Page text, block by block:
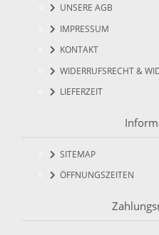
UNSERE AGB
IMPRESSUM
KONTAKT
WIDERRUFSRECHT &
LIEFERZEIT
SITEMAP
ÖFFNUNGSZEITEN